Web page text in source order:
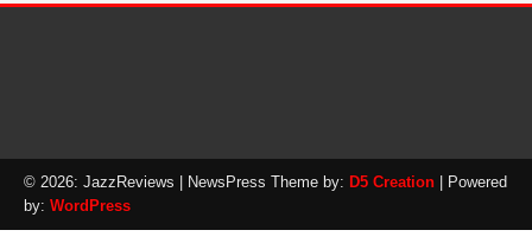
© 2026: JazzReviews | NewsPress Theme by: D5 Creation | Powered
by: WordPress